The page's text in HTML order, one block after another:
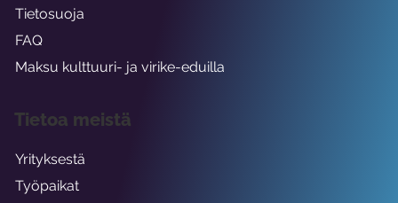
Tietosuoja
FAQ
Maksu kulttuuri- ja virike-eduilla
Tietoa meistä
Yrityksestä
Työpaikat